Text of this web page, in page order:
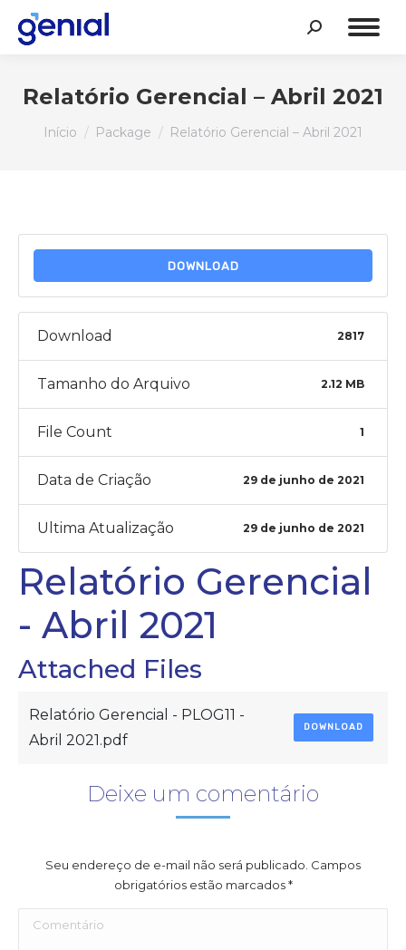
Search:
Relatório Gerencial – Abril 2021
Você está aqui:
Início Package Relatório Gerencial – Abril 2021
DOWNLOAD
Download 2817
Tamanho do Arquivo 2.12 MB
File Count 1
Data de Criação 29 de junho de 2021
Ultima Atualização 29 de junho de 2021
Relatório Gerencial
- Abril 2021
Attached Files
Relatório Gerencial - PLOG11 -
Abril 2021.pdf
DOWNLOAD
Deixe um comentário
Seu endereço de e-mail não será publicado. Campos
obrigatórios estão marcados*
Comentário